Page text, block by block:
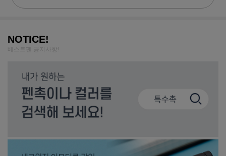
NOTICE!
베스트펜 공지사항!